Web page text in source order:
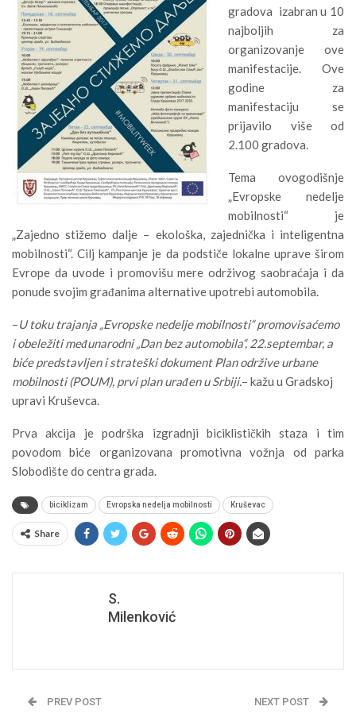
gradova izabran u 10
najboljih za
organizovanje ove
manifestacije. Ove
godine za
manifestaciju se
prijavilo više od
2.100 gradova.
Tema ovogodišnje
„Evropske nedelje
mobilnosti“ je
„Zajedno stižemo dalje – ekološka, zajednička i inteligentna
mobilnosti“. Cilj kampanje je da podstiče lokalne uprave širom
Evrope da uvode i promovišu mere održivog saobraćaja i da
ponude svojim građanima alternative upotrebi automobila.
–U toku trajanja „Evropske nedelje mobilnosti“ promovisaćemo
i obeležiti međunarodni „Dan bez automobila“, 22.septembar, a
biće predstavljen i strateški dokument Plan održive urbane
mobilnosti (POUM), prvi plan urađen u Srbiji.– kažu u Gradskoj
upravi Kruševca.
Prva akcija je podrška izgradnji biciklističkih staza i tim
povodom biće organizovana promotivna vožnja od parka
Slobodište do centra grada.
biciklizam Evropska nedelja mobilnosti Kruševac
Share
S.
Milenković
PREV POST NEXT POST